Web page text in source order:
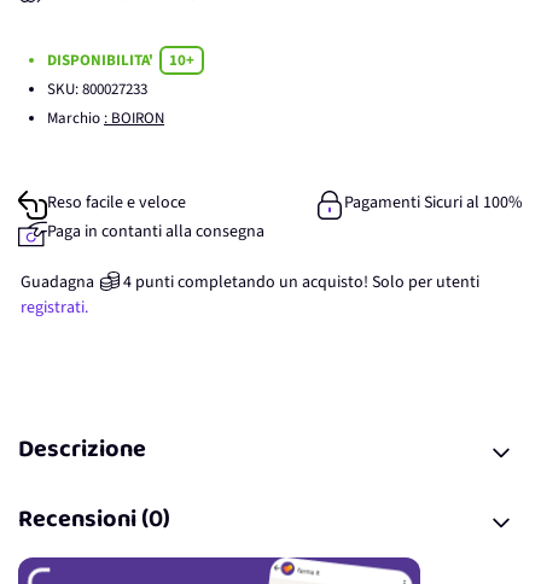
DISPONIBILITA'
10+
SKU:800027233
Marchio : BOIRON
Reso facile e veloce
Pagamenti Sicuri al 100%
Paga in contanti alla consegna
Guadagna 4 punticompletando un acquisto! Solo per utenti
registrati.
Descrizione
Recensioni (0)